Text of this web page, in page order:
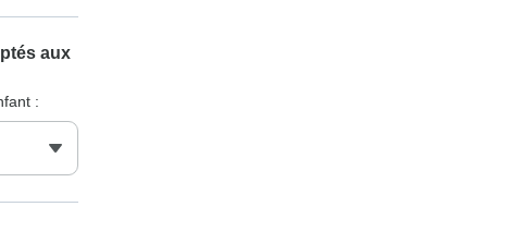
aux
: